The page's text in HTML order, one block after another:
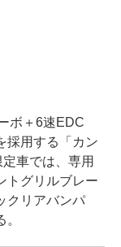
ボ＋6速EDC
採用する「カン
車では、専用
トグリルブレー
クリアバンパ